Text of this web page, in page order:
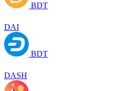
BDT
DAI
BDT
DASH